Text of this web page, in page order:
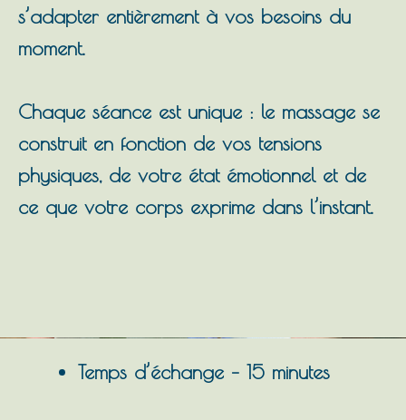
s’adapter entièrement à vos besoins du
moment.
Chaque séance est unique : le massage se
construit en fonction de vos tensions
physiques, de votre état émotionnel et de
ce que votre corps exprime dans l’instant.
Temps d’échange – 15 minutes